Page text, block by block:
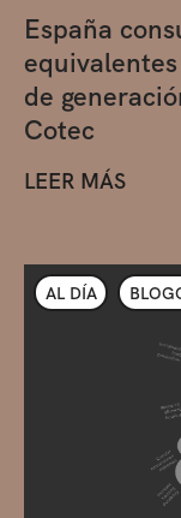
España
de
Cotec
LEER MÁS
AL DÍA